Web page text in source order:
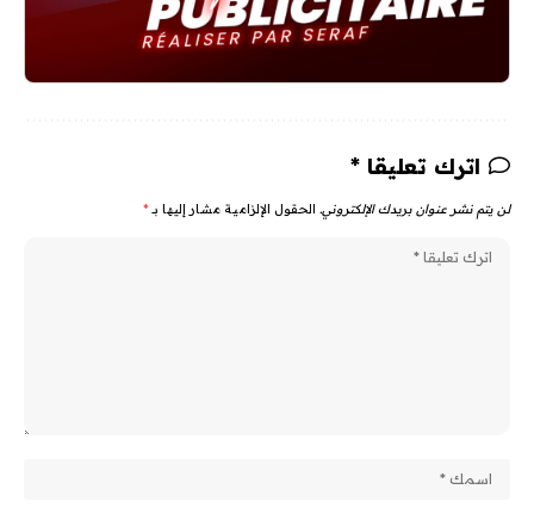
اترك تعليقا *
لن يتم نشر عنوان بريدك الإلكتروني. الحقول الإلزامية مشار إليها بـ *